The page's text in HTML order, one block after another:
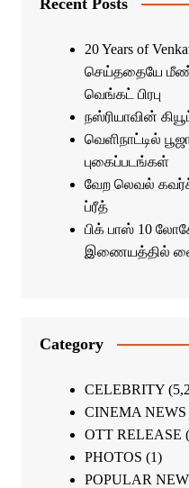
20 Years of
செய்ததையே
வெங்கட் பிரபு
நஸ்ரியாவின்
வெளிநாட்டில்
புகைப்படங்கள்
வேற லெவல்
ப்ரீத்
பிக் பாஸ் 10
இணையத்தில்
Category
CELEBRITY
CINEMA NEWS
OTT RELEASE
PHOTOS (1)
POPULAR